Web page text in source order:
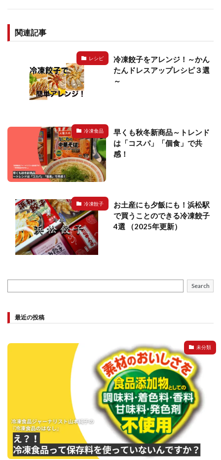
関連記事
レシピ
冷凍餃子をアレンジ！～かん
たんドレスアップレシピ３選
～
冷凍食品
早くも秋冬新商品～トレンド
は「コスパ」「個食」で共
感！
冷凍餃子
お土産にも夕飯にも！浜松駅
で買うことのできる冷凍餃子
4選 （2025年更新）
Search
最近の投稿
未分類